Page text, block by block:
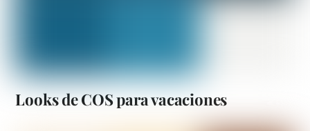
Looks de COS para vacaciones